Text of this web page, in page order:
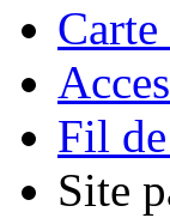
Fil
Site